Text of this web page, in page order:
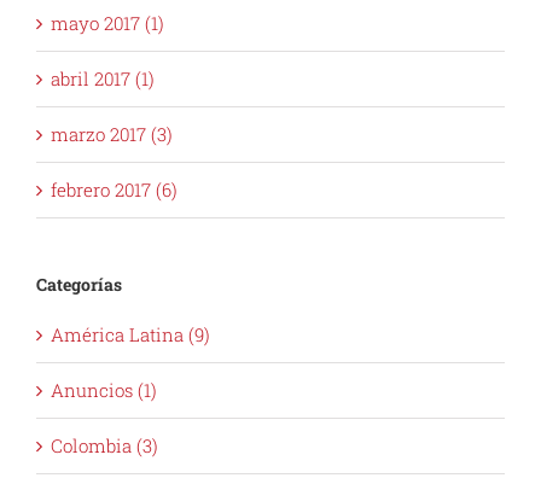
mayo 2017 (1)
abril 2017 (1)
marzo 2017 (3)
febrero 2017 (6)
Categorías
América Latina (9)
Anuncios (1)
Colombia (3)